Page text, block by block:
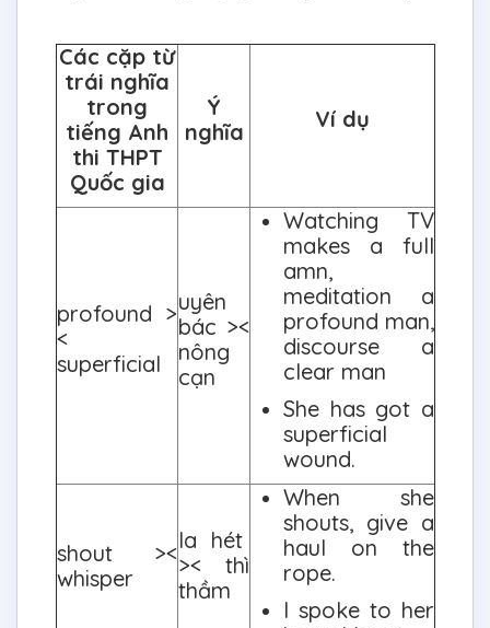
Các cặp từ
trái nghĩa
trong
tiếng Anh
thi THPT
Quốc gia
Ý
nghĩa
Ví dụ
profound >
<
superficial
uyên
bác ><
nông
cạn
Watching TV
makes a full
amn,
meditation a
profound man,
discourse a
clear man
She has got a
superficial
wound.
shout ><
whisper
la hét
>< thì
thầm
When she
shouts, give a
haul on the
rope.
I spoke to her